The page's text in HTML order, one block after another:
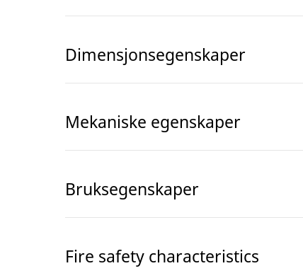
Dimensjonsegenskaper
Mekaniske egenskaper
Bruksegenskaper
Fire safety characteristics